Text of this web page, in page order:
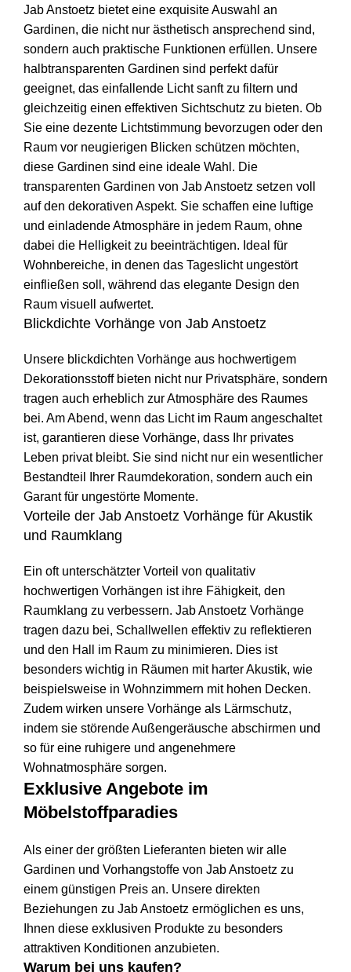
Jab Anstoetz bietet eine exquisite Auswahl an
Gardinen, die nicht nur ästhetisch ansprechend sind,
sondern auch praktische Funktionen erfüllen. Unsere
halbtransparenten Gardinen sind perfekt dafür
geeignet, das einfallende Licht sanft zu filtern und
gleichzeitig einen effektiven Sichtschutz zu bieten. Ob
Sie eine dezente Lichtstimmung bevorzugen oder den
Raum vor neugierigen Blicken schützen möchten,
diese Gardinen sind eine ideale Wahl. Die
transparenten Gardinen von Jab Anstoetz setzen voll
auf den dekorativen Aspekt. Sie schaffen eine luftige
und einladende Atmosphäre in jedem Raum, ohne
dabei die Helligkeit zu beeinträchtigen. Ideal für
Wohnbereiche, in denen das Tageslicht ungestört
einfließen soll, während das elegante Design den
Raum visuell aufwertet.
Blickdichte Vorhänge von Jab Anstoetz
Unsere blickdichten Vorhänge aus hochwertigem
Dekorationsstoff bieten nicht nur Privatsphäre, sondern
tragen auch erheblich zur Atmosphäre des Raumes
bei. Am Abend, wenn das Licht im Raum angeschaltet
ist, garantieren diese Vorhänge, dass Ihr privates
Leben privat bleibt. Sie sind nicht nur ein wesentlicher
Bestandteil Ihrer Raumdekoration, sondern auch ein
Garant für ungestörte Momente.
Vorteile der Jab Anstoetz Vorhänge für Akustik
und Raumklang
Ein oft unterschätzter Vorteil von qualitativ
hochwertigen Vorhängen ist ihre Fähigkeit, den
Raumklang zu verbessern. Jab Anstoetz Vorhänge
tragen dazu bei, Schallwellen effektiv zu reflektieren
und den Hall im Raum zu minimieren. Dies ist
besonders wichtig in Räumen mit harter Akustik, wie
beispielsweise in Wohnzimmern mit hohen Decken.
Zudem wirken unsere Vorhänge als Lärmschutz,
indem sie störende Außengeräusche abschirmen und
so für eine ruhigere und angenehmere
Wohnatmosphäre sorgen.
Exklusive Angebote im
Möbelstoffparadies
Als einer der größten Lieferanten bieten wir alle
Gardinen und Vorhangstoffe von Jab Anstoetz zu
einem günstigen Preis an. Unsere direkten
Beziehungen zu Jab Anstoetz ermöglichen es uns,
Ihnen diese exklusiven Produkte zu besonders
attraktiven Konditionen anzubieten.
Warum bei uns kaufen?